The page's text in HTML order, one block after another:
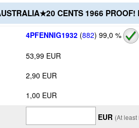
CENTS 1966
4PFENNIG1932 (882) 99,0 %
53,99 EUR
2,90 EUR
1,00 EUR
EUR (At